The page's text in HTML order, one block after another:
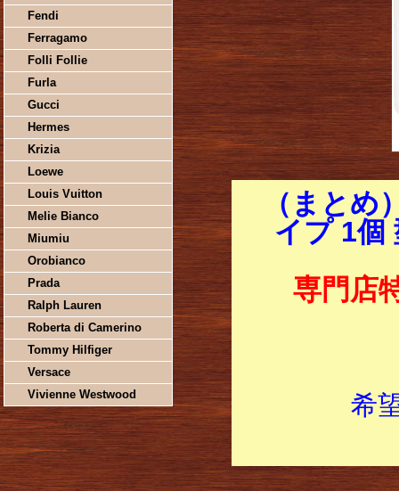
Fendi
Ferragamo
Folli Follie
Furla
Gucci
Hermes
Krizia
Loewe
Louis Vuitton
Melie Bianco
Miumiu
Orobianco
Prada
Ralph Lauren
Roberta di Camerino
Tommy Hilfiger
Versace
Vivienne Westwood
（まと
イプ 1個
専門店
希